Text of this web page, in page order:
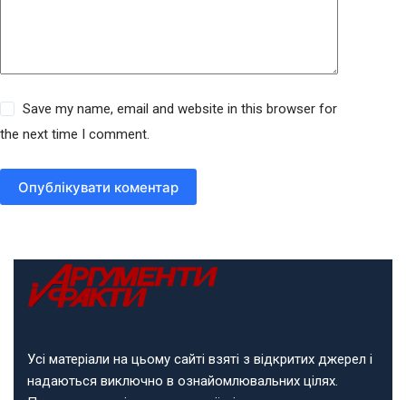
Save my name, email and website in this browser for
the next time I comment.
Опублікувати коментар
Усі матеріали на цьому сайті взяті з відкритих джерел і
надаються виключно в ознайомлювальних цілях.